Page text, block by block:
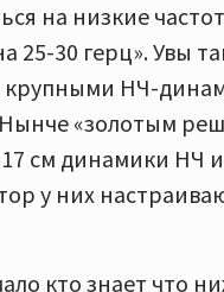
на низкие
25-30 герц». Увы
крупными НЧ-
«золотым
17 см динамики НЧ
у них
кто знает что